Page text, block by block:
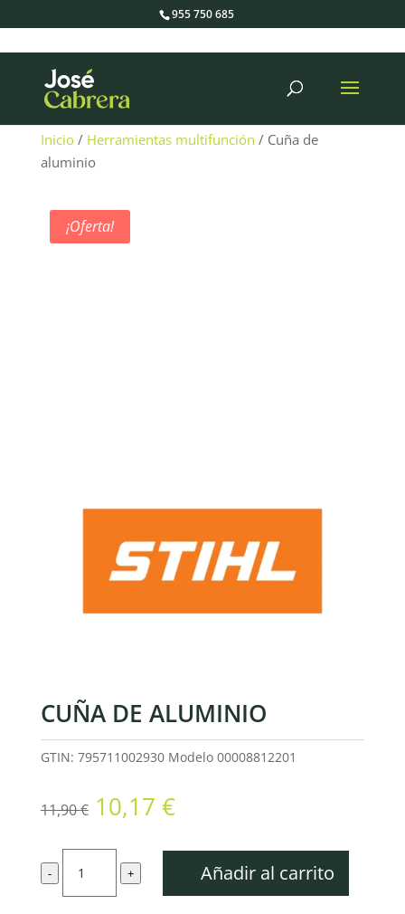
955 750 685
Inicio/ Herramientas multifunción / Cuña de
aluminio
¡Oferta!
CUÑA DE ALUMINIO
GTIN: 795711002930 Modelo 00008812201
11,90€ El
precio
original
era:
11,90 €.
10,17 €El
actual
es:
10,17 €.
- + Añadir al carrito